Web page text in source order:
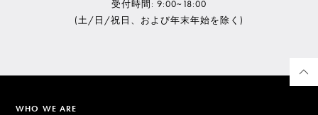
受付時間: 9:00~18:00
(土/日/祝日、および年末年始を除く)
WHO WE ARE